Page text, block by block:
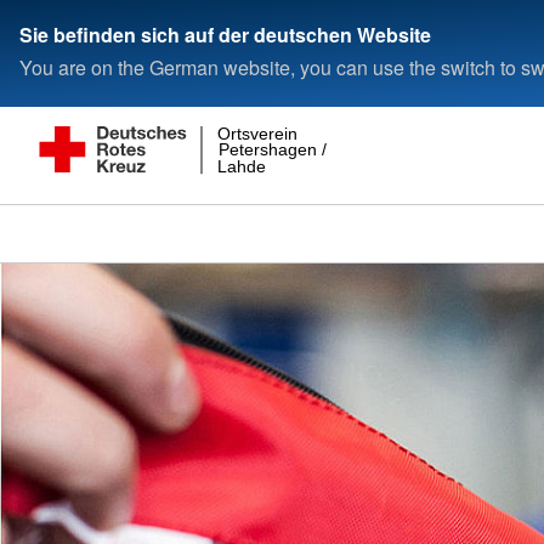
Sie befinden sich auf der deutschen Website
You are on the German website, you can use the switch to
Lahde
Petershagen /
Ortsverein